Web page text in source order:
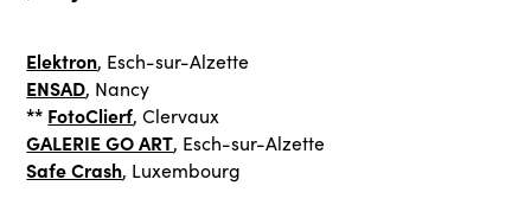
Elektron, Esch-sur-Alzette
ENSAD, Nancy
** FotoClierf, Clervaux
GALERIE GO ART, Esch-sur-Alzette
Safe Crash, Luxembourg